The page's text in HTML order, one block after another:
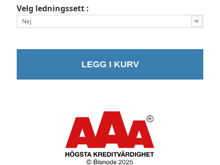
Velg ledningssett :
Nej
LEGG I KURV